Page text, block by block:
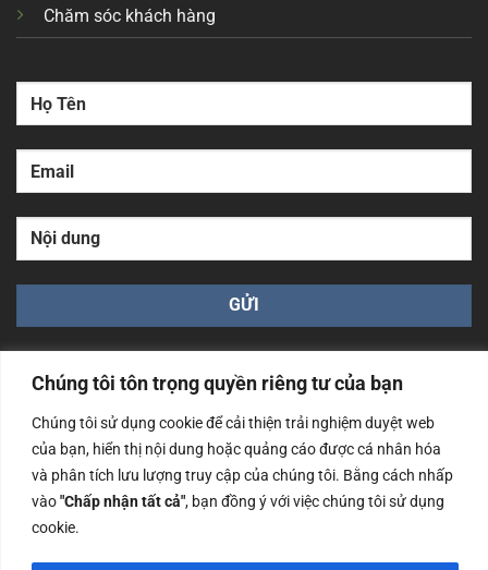
Chúng tôi tôn trọng quyền riêng tư của bạn
Chúng tôi sử dụng cookie để cải thiện trải nghiệm duyệt web
của bạn, hiển thị nội dung hoặc quảng cáo được cá nhân hóa
và phân tích lưu lượng truy cập của chúng tôi. Bằng cách nhấp
vào"Chấp nhận tất cả", bạn đồng ý với việc chúng tôi sử dụng
cookie.
Chăm sóc khách hàng
Công ty TNHH Nam Bình Xương - Số ĐKKD: 0108783483
cấp ngày 14/06/2019 bởi Sở Kế Hoạch và Đầu Tư Tp. Hà
Nội
Copyrights @2023 Nam Binh Xuong. All Rights Reserved